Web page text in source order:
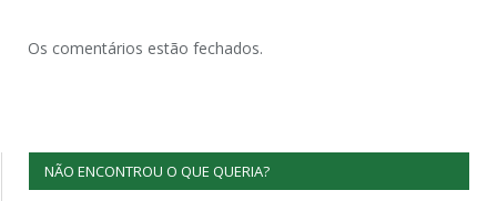
Os comentários estão fechados.
NÃO ENCONTROU O QUE QUERIA?